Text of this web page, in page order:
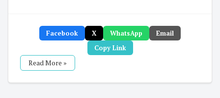
Facebook X WhatsApp
Email
Copy Link
Read More »